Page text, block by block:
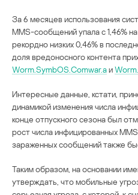
За 6 месяцев использования
MMS-сообщений упала с 1,46%
рекордно низких 0,46% в
доля вредоносного контента
Worm.SymbOS.Comwar.aи
Интересные данные, кстати,
динамикой изменения числа
конце отпускного сезона был
рост числа инфицированных
зараженных сообщений также
Таким образом, на основании
утверждать, что мобильные